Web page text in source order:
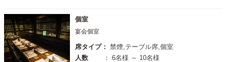
個室
宴会個室
席タイプ： 禁煙,テーブル席,個室
人数
： 6名様 ～ 10名様